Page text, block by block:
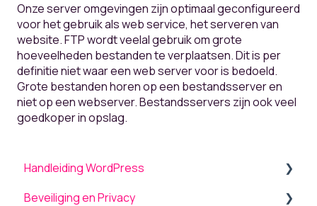
Onze server omgevingen zijn optimaal geconfigureerd
voor het gebruik als web service, het serveren van
website. FTP wordt veelal gebruik om grote
hoeveelheden bestanden te verplaatsen. Dit is per
definitie niet waar een web server voor is bedoeld.
Grote bestanden horen op een bestandsserver en
niet op een webserver. Bestandsservers zijn ook veel
goedkoper in opslag.
Handleiding WordPress
Algemeen
Beveiliging en Privacy